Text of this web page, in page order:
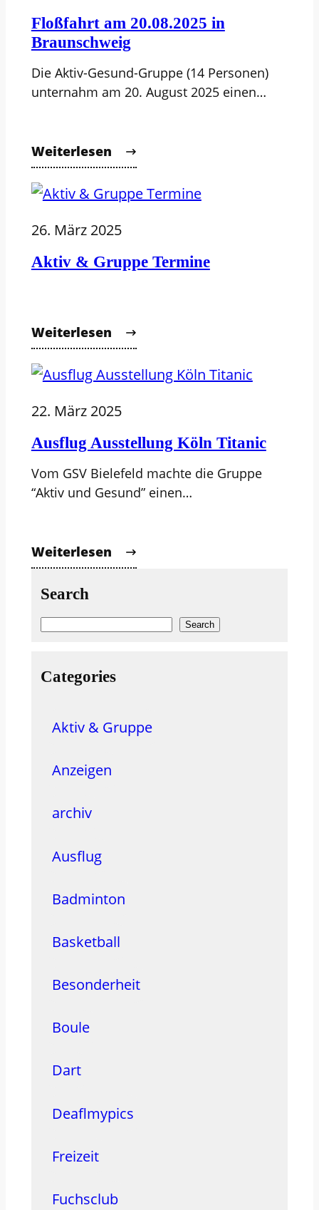
Floßfahrt am 20.08.2025 in
Braunschweig
Die Aktiv-Gesund-Gruppe (14 Personen)
unternahm am 20. August 2025 einen…
Weiterlesen
26. März 2025
Aktiv & Gruppe Termine
Weiterlesen
22. März 2025
Ausflug Ausstellung Köln Titanic
Vom GSV Bielefeld machte die Gruppe
“Aktiv und Gesund” einen…
Weiterlesen
Search
S
a
Search
Categories
Aktiv & Gruppe
Anzeigen
archiv
Ausflug
Badminton
Basketball
Besonderheit
Boule
Dart
Deaflmypics
Freizeit
Fuchsclub